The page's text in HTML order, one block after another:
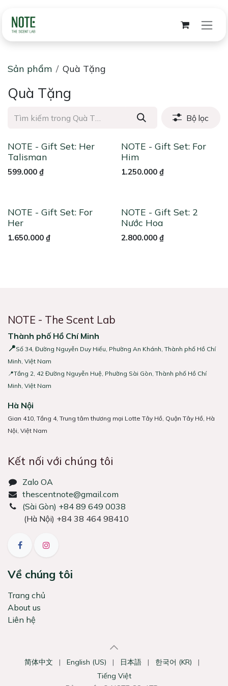
Sản phẩm Quà Tặng
Quà Tặng
Bộ lọc
NOTE - Gift Set: Her
Talisman
599.000 ₫
NOTE - Gift Set: For
Him
1.250.000₫
NOTE - Gift Set: For
Her
1.650.000 ₫
NOTE - Gift Set: 2
Nước Hoa
2.800.000₫
NOTE - The Scent Lab
Thành phố Hồ Chí Minh
📍Số 34, Đường Nguyễn Duy Hiếu, Phường An Khánh, Thành phố Hồ Chí
Minh, Việt Nam
📍Tầng 2, 42 Đường Nguyễn Huệ, Phường Sài Gòn, Thành phố Hồ Chí
Minh, Việt Nam
Hà Nội
Gian 410, Tầng 4, Trung tâm thương mại Lotte Tây Hồ, Quận Tây Hồ, Hà
Nội, Việt Nam
Kết nối với chúng tôi
Zalo OA
thescentnote@gmail.com
͏(Sài Gòn) +84 89 649 0038
(Hà Nội) +84 38 464 98410
Về chúng tôi
Trang chủ
About us
Liên hệ
简体中文 | English (US) | 日本語 | 한국어 (KR)
|
Tiếng Việt